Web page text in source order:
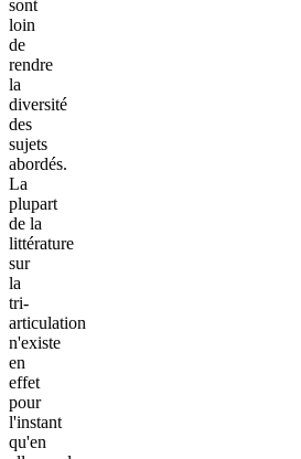
sont
loin
de
rendre
la
diversité
des
sujets
abordés.
La
plupart
de la
littérature
sur
la
tri-
articulation
n'existe
en
effet
pour
l'instant
qu'en